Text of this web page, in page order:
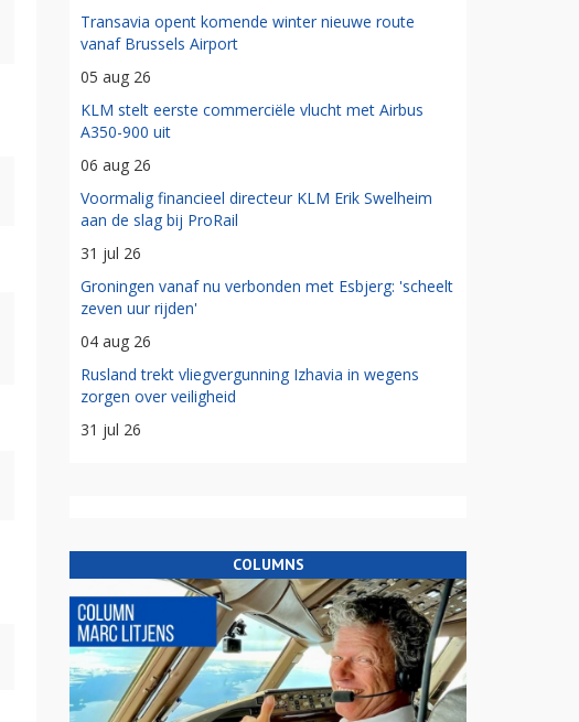
Transavia opent komende winter nieuwe route
vanaf Brussels Airport
05 aug 26
KLM stelt eerste commerciële vlucht met Airbus
A350-900 uit
06 aug 26
Voormalig financieel directeur KLM Erik Swelheim
aan de slag bij ProRail
31 jul 26
Groningen vanaf nu verbonden met Esbjerg: 'scheelt
zeven uur rijden'
04 aug 26
Rusland trekt vliegvergunning Izhavia in wegens
zorgen over veiligheid
31 jul 26
COLUMNS